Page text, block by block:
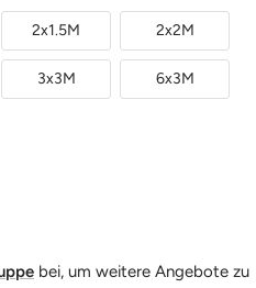
2x1.5M 2x2M
3x3M 6x3M
bei, um weitere Angebote zu